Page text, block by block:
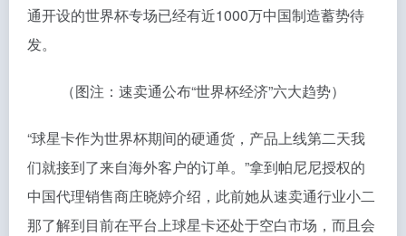
通开设的世界杯专场已经有近1000万中国制造蓄势待
发。
（图注：速卖通公布“世界杯经济”六大趋势）
“球星卡作为世界杯期间的硬通货，产品上线第二天我
们就接到了来自海外客户的订单。”拿到帕尼尼授权的
中国代理销售商庄晓婷介绍，此前她从速卖通行业小二
那了解到目前在平台上球星卡还处于空白市场，而且会